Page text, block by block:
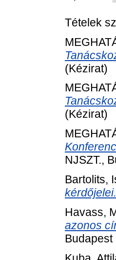
Tételek
(Kézirat)
(Kézirat)
NJSZT.,
Bartolits,
kérdőjelei.
Havass,
azonos
Budapest